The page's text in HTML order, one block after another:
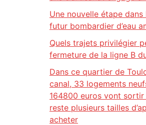
Une nouvelle étape
futur bombardier d’eau
Quels trajets privilégier
fermeture de la ligne B
Dans ce quartier de
canal, 33 logements
164800 euros vont
reste plusieurs tailles
acheter